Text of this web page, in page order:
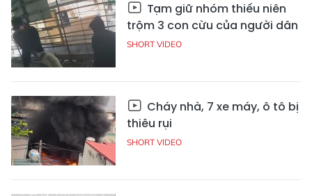
Tạm giữ nhóm thiếu niên
trộm 3 con cừu của người dân
SHORT VIDEO
Cháy nhà, 7 xe máy, ô tô bị
thiêu rụi
SHORT VIDEO